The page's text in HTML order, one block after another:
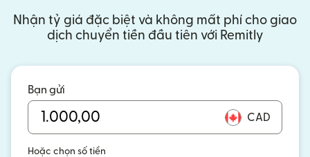
Nhận tỷ giá đặc biệt và không mất phí cho giao
dịch chuyển tiền đầu tiên với Remitly
Bạn gửi
CAD
Hoặc chọn số tiền